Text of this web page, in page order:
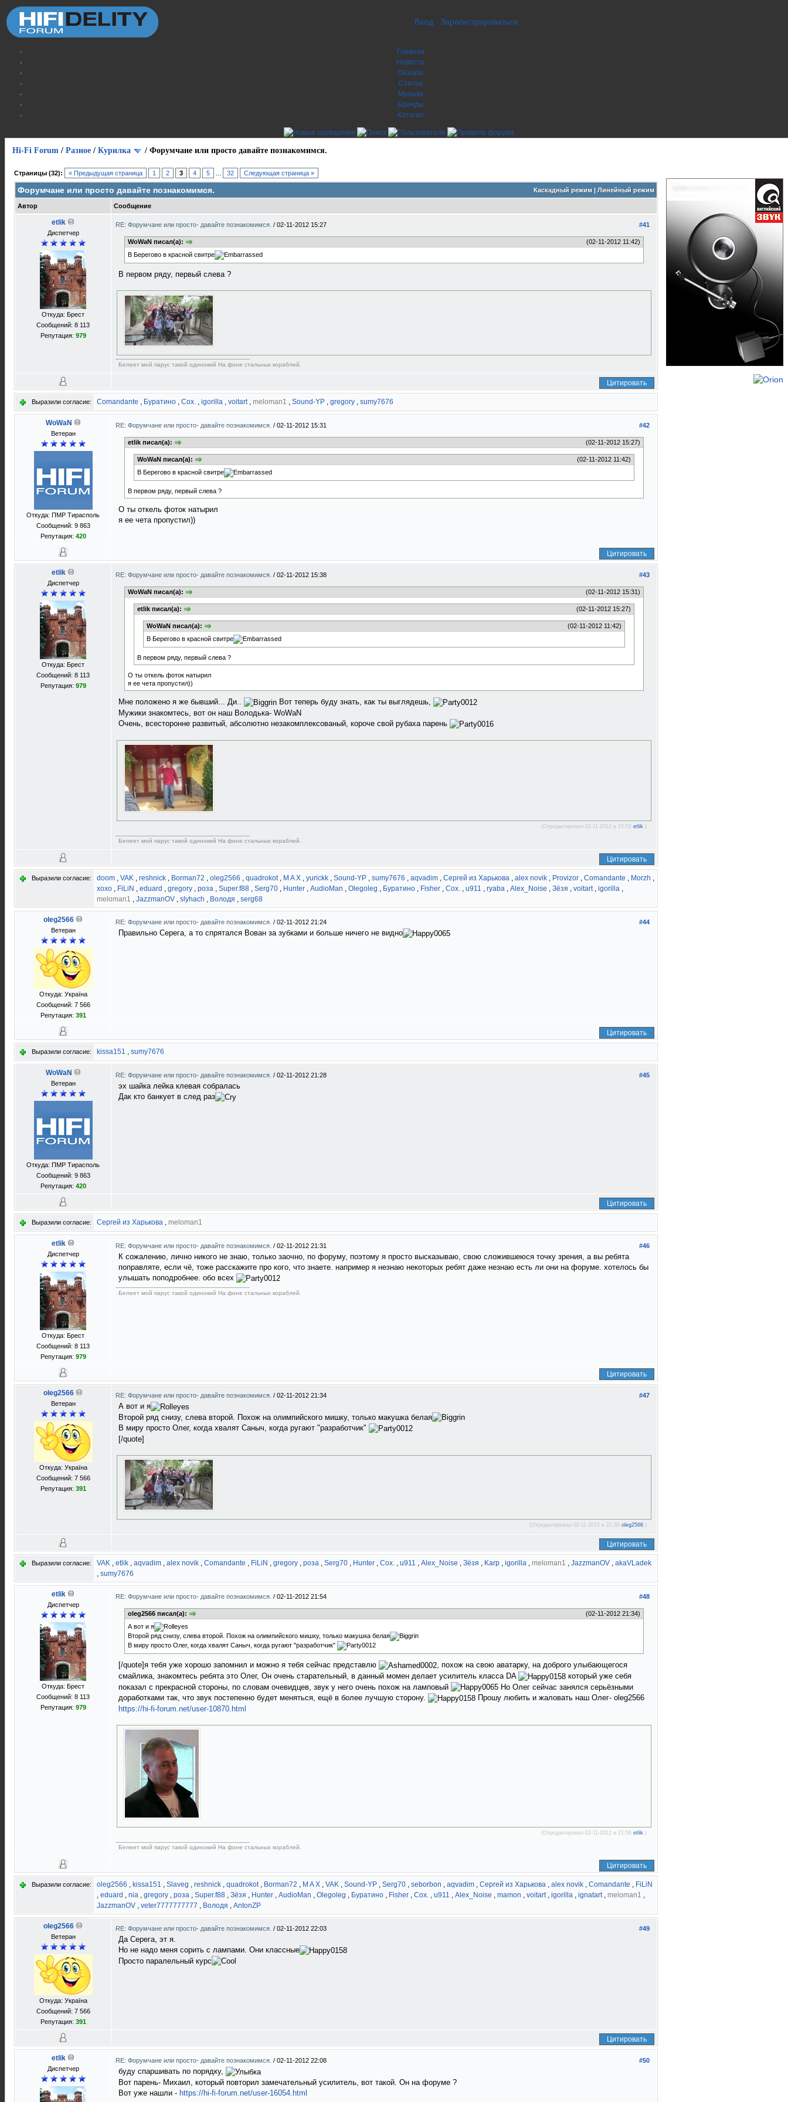
Вход Зарегистрироваться
Главная
Новости
Обзоры
Статьи
Музыка
Бренды
Каталог
Hi-Fi Forum / Разное / Курилка / Форумчане или просто давайте познакомимся.
Страницы (32): « Предыдущая страница 1 2 3 4 5 32 Следующая страница »
Каскадный режим| Линейный режим
Форумчане или просто давайте познакомимся.
Автор Сообщение
etlik
Диспетчер
Откуда: Брест
Сообщений: 8 113
Репутация: 979
#41
RE: Форумчане или просто- давайте познакомимся. / 02-11-2012 15:27
(02-11-2012 11:42)
WoWaN писал(а):
В Берегово в красной свитре
В первом ряду, первый слева ?
Белеет мой парус такой одинокий На фоне стальных кораблей.
Цитировать
Выразили согласие: Comandante , Буратино , Cox. , igorilla , voitart, meloman1 , Sound-YP , gregory , sumy7676
WoWaN
Ветеран
Откуда: ПМР Тирасполь
Сообщений: 9 863
Репутация: 420
#42
RE: Форумчане или просто- давайте познакомимся. / 02-11-2012 15:31
(02-11-2012 15:27)
etlik писал(а):
(02-11-2012 11:42)
WoWaN писал(а):
В Берегово в красной свитре
В первом ряду, первый слева ?
О ты откель фоток натырил
я ее чета пропустил))
Цитировать
etlik
Диспетчер
Откуда: Брест
Сообщений: 8 113
Репутация: 979
#43
RE: Форумчане или просто- давайте познакомимся. / 02-11-2012 15:38
(02-11-2012 15:31)
WoWaN писал(а):
(02-11-2012 15:27)
etlik писал(а):
(02-11-2012 11:42)
WoWaN писал(а):
В Берегово в красной свитре
В первом ряду, первый слева ?
О ты откель фоток натырил
я ее чета пропустил))
Мне положено я же бывший... Ди..
Вот теперь буду знать, как ты выглядешь,
Мужики знакомтесь, вот он наш Володька- WoWaN
Очень, всесторонне развитый, абсолютно незакомплексованый, короче свой рубаха парень
(Отредактировал 02-11-2012 в 15:52 etlik.)
Белеет мой парус такой одинокий На фоне стальных кораблей.
Цитировать
Выразили согласие: doom , VAK , reshnick , Borman72 , oleg2566 , quadrokot, M A X , yurickk , Sound-YP , sumy7676 , aqvadim , Сергей из Харькова , alex novik , Provizor , Comandante , Morzh ,
xoxo , FiLiN , eduard , gregory , роза , Super.f88 , Serg70 , Hunter , AudioMan , Olegoleg , Буратино , Fisher , Cox. , u911 , ryaba , Alex_Noise , Зёзя , voitart, igorilla ,
meloman1 , JazzmanOV , slyhach , Володя , serg68
oleg2566
Ветеран
Откуда: Україна
Сообщений: 7 566
Репутация: 391
#44
RE: Форумчане или просто- давайте познакомимся. / 02-11-2012 21:24
Правильно Серега, а то спрятался Вован за зубками и больше ничего не видно
Цитировать
Выразили согласие: kissa151 , sumy7676
WoWaN
Ветеран
Откуда: ПМР Тирасполь
Сообщений: 9 863
Репутация: 420
#45
RE: Форумчане или просто- давайте познакомимся. / 02-11-2012 21:28
эх шайка лейка клевая собралась
Дак кто банкует в след раз
Цитировать
Выразили согласие: Сергей из Харькова , meloman1
etlik
Диспетчер
Откуда: Брест
Сообщений: 8 113
Репутация: 979
#46
RE: Форумчане или просто- давайте познакомимся. / 02-11-2012 21:31
К сожалению, лично никого не знаю, только заочно, по форуму, поэтому я просто высказываю, свою сложившеюся точку зрения, а вы ребята
поправляте, если чё, тоже расскажите про кого, что знаете. например я незнаю некоторых ребят даже незнаю есть ли они на форуме. хотелось бы
улышать поподробнее. обо всех
Белеет мой парус такой одинокий На фоне стальных кораблей.
Цитировать
oleg2566
Ветеран
Откуда: Україна
Сообщений: 7 566
Репутация: 391
#47
RE: Форумчане или просто- давайте познакомимся. / 02-11-2012 21:34
А вот и я
Второй ряд снизу, слева второй. Похож на олимпийского мишку, только макушка белая
В миру просто Олег, когда хвалят Саныч, когда ругают "разработчик"
[/quote]
(Отредактировал 02-11-2012 в 21:38 oleg2566.)
Цитировать
Выразили согласие: VAK , etlik , aqvadim , alex novik , Comandante , FiLiN , gregory , роза , Serg70 , Hunter , Cox. , u911 , Alex_Noise , Зёзя , Karp , igorilla , meloman1 , JazzmanOV , akaVLadek
, sumy7676
etlik
Диспетчер
Откуда: Брест
Сообщений: 8 113
Репутация: 979
#48
RE: Форумчане или просто- давайте познакомимся. / 02-11-2012 21:54
(02-11-2012 21:34)
oleg2566 писал(а):
А вот и я
Второй ряд снизу, слева второй. Похож на олимпийского мишку, только макушка белая
В миру просто Олег, когда хвалят Саныч, когда ругают "разработчик"
[/quote]я тебя уже хорошо запомнил и можно я тебя сейчас представлю
, похож на свою аватарку, на доброго улыбающегося
смайлика, знакомтесь ребята это Олег, Он очень старательный, в данный момен делает усилитель класса DA
который уже себя
показал с прекрасной стороны, по словам очевидцев, звук у него очень похож на ламповый
Но Олег сейчас занялся серьёзными
доработками так, что звук постепенно будет меняться, ещё в более лучшую сторону.
Прошу любить и жаловать наш Олег- oleg2566
https://hi-fi-forum.net/user-10870.html
(Отредактировал 02-11-2012 в 21:58 etlik.)
Белеет мой парус такой одинокий На фоне стальных кораблей.
Цитировать
Выразили согласие: oleg2566 , kissa151 , Slaveg , reshnick , quadrokot, Borman72 , M A X , VAK , Sound-YP , Serg70 , seborbon , aqvadim , Сергей из Харькова , alex novik , Comandante , FiLiN
, eduard , nia , gregory , роза , Super.f88 , Зёзя , Hunter , AudioMan , Olegoleg , Буратино , Fisher , Cox. , u911 , Alex_Noise , mamon , voitart, igorilla , ignatart, meloman1 ,
JazzmanOV , veter7777777777 , Володя , AntonZP
oleg2566
Ветеран
Откуда: Україна
Сообщений: 7 566
Репутация: 391
#49
RE: Форумчане или просто- давайте познакомимся. / 02-11-2012 22:03
Да Серега, эт я.
Но не надо меня сорить с лампами. Они классные
Просто паралельный курс
Цитировать
etlik
Диспетчер
#50
RE: Форумчане или просто- давайте познакомимся. / 02-11-2012 22:08
буду спаршивать по порядку,
Вот парень- Михаил, который повторил замечательный усилитель, вот такой. Он на форуме ?
Вот уже нашли - https://hi-fi-forum.net/user-16054.html